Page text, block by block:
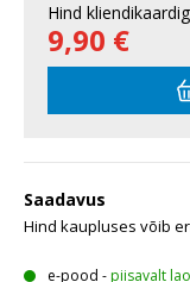
Hind
9,90 €
Saadavus
Hind kaupluses võib
e-pood -piisavalt